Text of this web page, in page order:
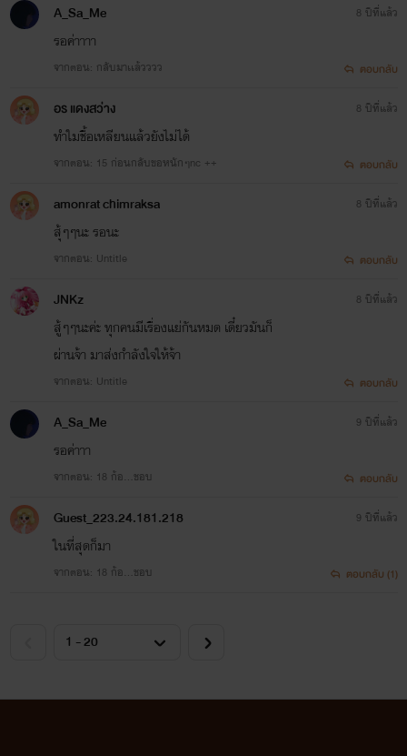
A_Sa_Me
รอค่าาาา
จากตอน: กลับมาเเล้วววว
8 ปีที่แล้ว
ตอบกลับ
อร แดงสว่าง
ทำใมชื้อเหลียนแล้วยังไม่ได้
จากตอน: 15 ก่อนกลับขอหนักๆnc ++
8 ปีที่แล้ว
ตอบกลับ
amonrat chimraksa
สุ้ๆๆนะ รอนะ
จากตอน: Untitle
8 ปีที่แล้ว
ตอบกลับ
JNKz
สู้ๆๆนะค่ะ ทุกคนมีเรื่องแย่กันหมด เดี๋ยวมันก็
ผ่านจ้า มาส่งกำลังใจให้จ้า
จากตอน: Untitle
8 ปีที่แล้ว
ตอบกลับ
A_Sa_Me
รอค่าาา
จากตอน: 18 ก้อ...ชอบ
9 ปีที่แล้ว
ตอบกลับ
Guest_223.24.181.218
ในที่สุดก็มา
จากตอน: 18 ก้อ...ชอบ
9 ปีที่แล้ว
ตอบกลับ (1)